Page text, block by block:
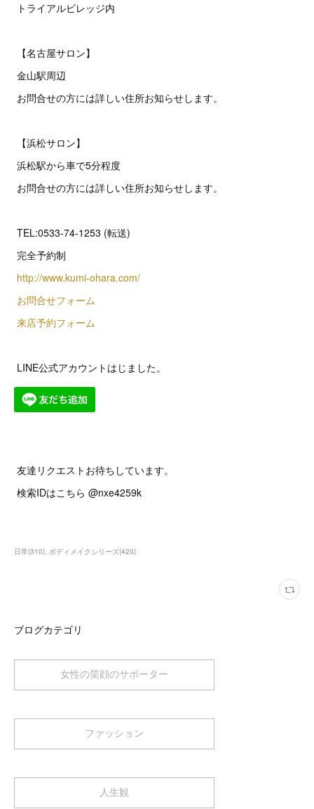
トライアルビレッジ内
【名古屋サロン】
金山駅周辺
お問合せの方には詳しい住所お知らせします。
【浜松サロン】
浜松駅から車で5分程度
お問合せの方には詳しい住所お知らせします。
TEL:0533-74-1253 (転送)
完全予約制
http://www.kumi-ohara.com/
お問合せフォーム
来店予約フォーム
LINE公式アカウントはじました。
友達リクエストお待ちしています。
検索IDはこちら @nxe4259k
日常(310) ボディメイクシリーズ(420)
ブログカテゴリ
女性の笑顔のサポーター
ファッション
人生観